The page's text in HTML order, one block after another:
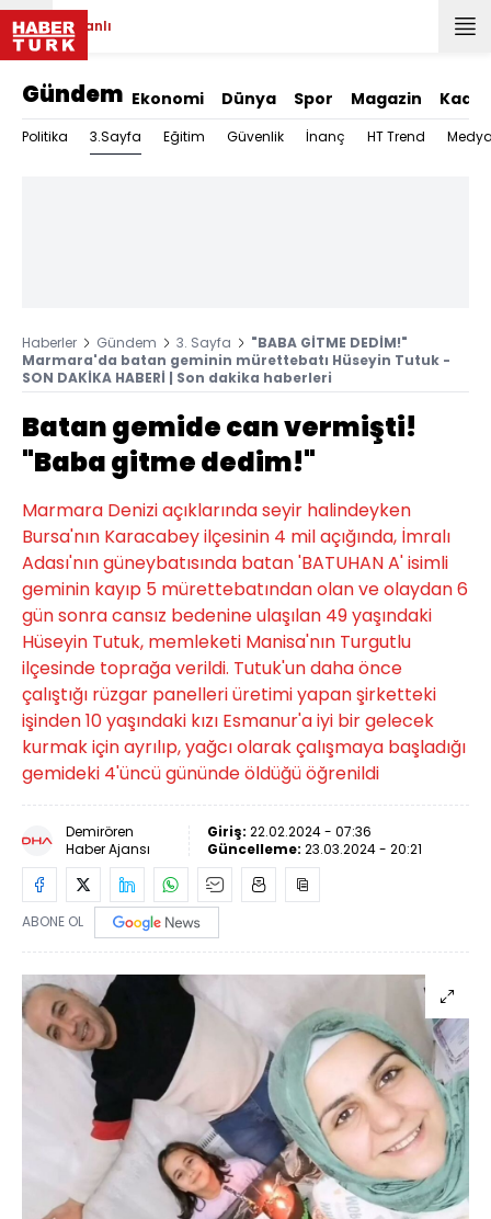
Canlı
Gündem Ekonomi Dünya Spor Magazin Kadın
Politika 3.Sayfa Eğitim Güvenlik İnanç HT Trend
Haberler Gündem 3. Sayfa
"BABA GİTME DEDİM!"
Marmara'da batan geminin mürettebatı Hüseyin Tutuk -
SON DAKİKA HABERİ | Son dakika haberleri
Batan gemide can vermişti!
"Baba gitme dedim!"
Marmara Denizi açıklarında seyir halindeyken
Bursa'nın Karacabey ilçesinin 4 mil açığında, İmralı
Adası'nın güneybatısında batan 'BATUHAN A' isimli
geminin kayıp 5 mürettebatından olan ve olaydan 6
gün sonra cansız bedenine ulaşılan 49 yaşındaki
Hüseyin Tutuk, memleketi Manisa'nın Turgutlu
ilçesinde toprağa verildi. Tutuk'un daha önce
çalıştığı rüzgar panelleri üretimi yapan şirketteki
işinden 10 yaşındaki kızı Esmanur'a iyi bir gelecek
kurmak için ayrılıp, yağcı olarak çalışmaya başladığı
gemideki 4'üncü gününde öldüğü öğrenildi
Demirören
Haber Ajansı
Giriş: 22.02.2024 - 07:36
Güncelleme: 23.03.2024 - 20:21
ABONE OL